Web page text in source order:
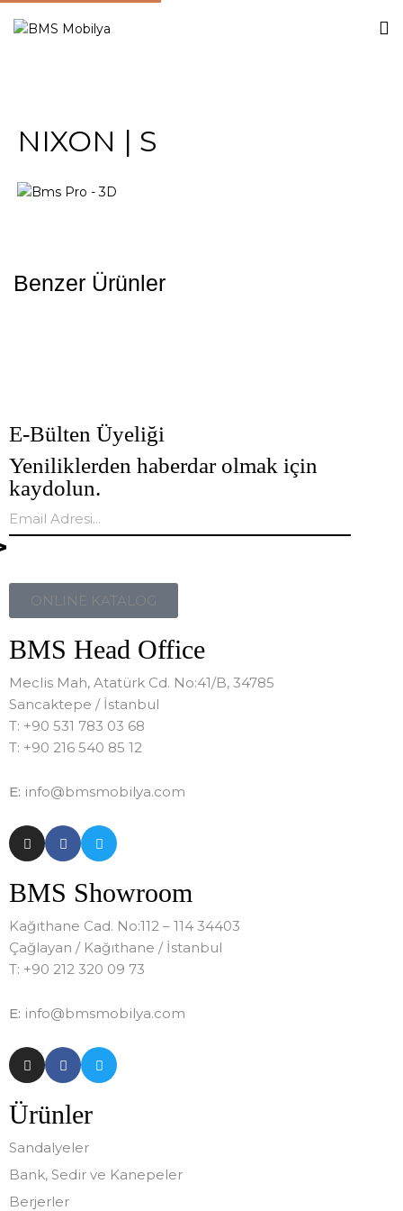
NIXON | S
Benzer Ürünler
E-Bülten Üyeliği
Yeniliklerden haberdar olmak için
kaydolun.
ONLINE KATALOG
BMS Head Office
Meclis Mah, Atatürk Cd. No:41/B, 34785
Sancaktepe / İstanbul
T: +90 531 783 03 68
T: +90 216 540 85 12
E: info@bmsmobilya.com
BMS Showroom
Kağıthane Cad. No:112 – 114 34403
Çağlayan / Kağıthane / İstanbul
T: +90 212 320 09 73
E: info@bmsmobilya.com
Ürünler
Sandalyeler
Bank, Sedir ve Kanepeler
Berjerler